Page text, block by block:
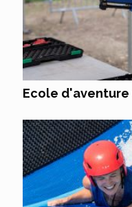
Ecole d'aventure